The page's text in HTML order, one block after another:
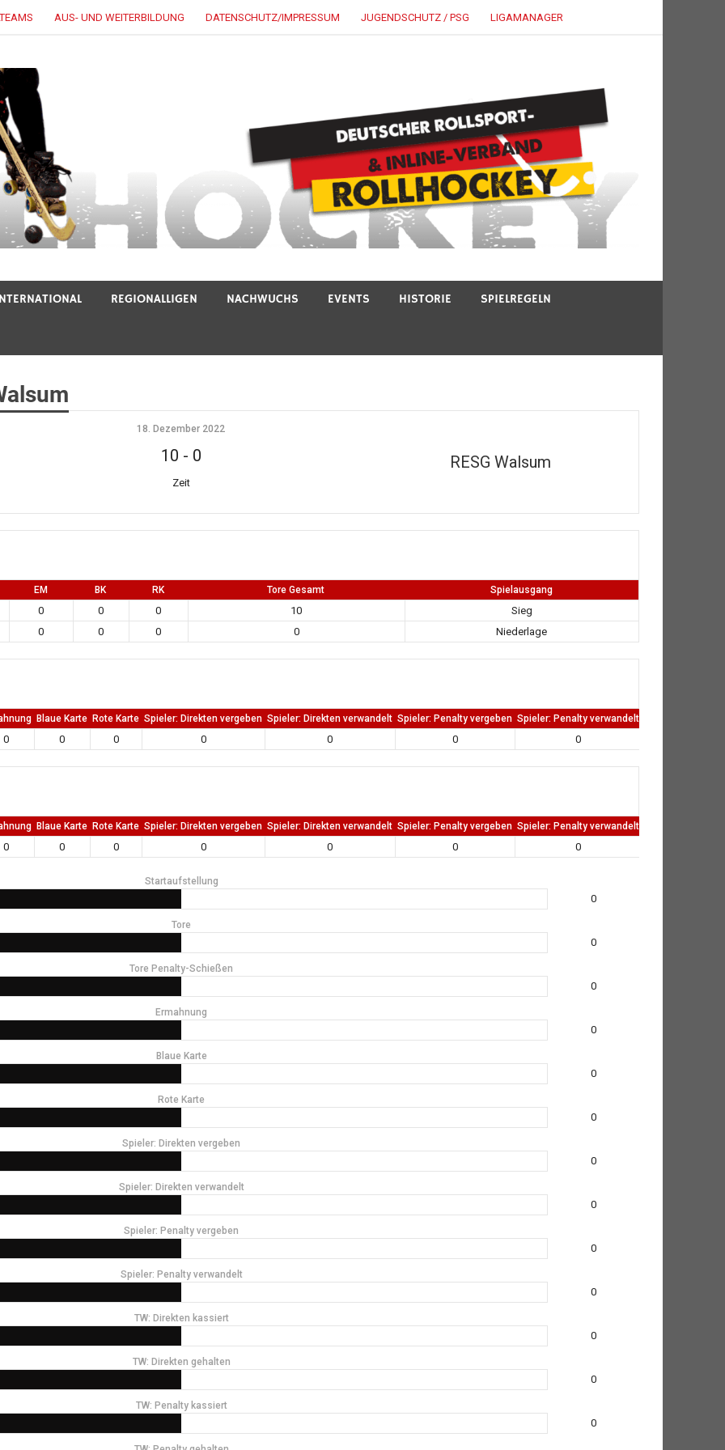
AUS- UND WEITERBILDUNG DATENSCHUTZ/IMPRESSUM JUGENDSCHUTZ / PSG LIGAMANAGER
REGIONALLIGEN NACHWUCHS EVENTS HISTORIE SPIELREGELN
RESG Walsum
18. Dezember 2022
10 - 0
Zeit
EM BK RK Tore Gesamt Spielausgang
0 0 0 10
Sieg
0 0 0 0 Niederlage
Blaue Karte Rote Karte Spieler: Direkten vergeben Spieler: Direkten verwandelt Spieler: Penalty vergeben Spieler: Penalty verwandelt
0 0 0 0 0 0 0
Blaue Karte Rote Karte Spieler: Direkten vergeben Spieler: Direkten verwandelt Spieler: Penalty vergeben Spieler: Penalty verwandelt
0 0 0 0 0 0 0
Startaufstellung
0
Tore
0
Tore Penalty-Schießen
0
Ermahnung
0
Blaue Karte
0
Rote Karte
0
Spieler: Direkten vergeben
0
Spieler: Direkten verwandelt
0
Spieler: Penalty vergeben
0
Spieler: Penalty verwandelt
0
TW: Direkten kassiert
0
TW: Direkten gehalten
0
TW: Penalty kassiert
0